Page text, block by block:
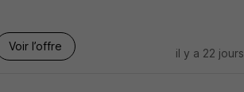
Voir l’offre
il y a 22 jours